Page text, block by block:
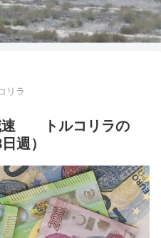
リラ
速 トルコリラの
週）